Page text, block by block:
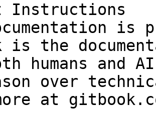
Instructions
is
is the
humans and
over
at